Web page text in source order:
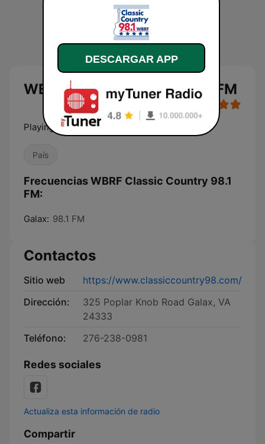
WBRF Classic Country 98.1 FM
Playing 50 Years of Country
País
Frecuencias WBRF Classic Country 98.1
FM:
Galax: 98.1 FM
Contactos
Sitio web
https://www.classiccountry98.com/
Dirección:
325 Poplar Knob Road Galax, VA
24333
Teléfono:
276-238-0981
Redes sociales
Actualiza esta información de radio
Compartir
DESCARGAR APP